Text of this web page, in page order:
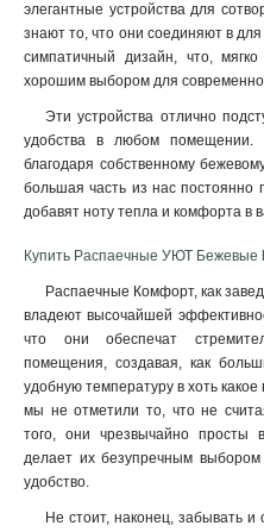
элегантные устройства для
знают то, что они соединяют в
симпатичный дизайн, что,
хорошим выбором для
Эти устройства отлично
удобства в любом помещении.
благодаря собственному
большая часть из нас постоянно
добавят ноту тепла и комфорта в
Купить Распаечные УЮТ Бежевые
Распаечные Комфорт, как
владеют высочайшей
что они обеспечат
помещения, создавая, как
удобную температуру в хоть
мы не отметили то, что не
того, они чрезвычайно просты
делает их безупречным
удобство.
Не стоит, наконец, забывать